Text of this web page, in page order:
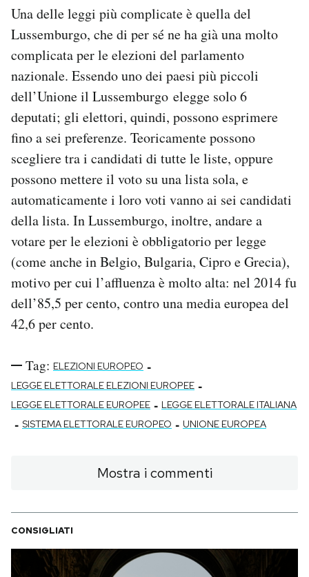
Una delle leggi più complicate è quella del
Lussemburgo, che di per sé ne ha già una molto
complicata per le elezioni del parlamento
nazionale. Essendo uno dei paesi più piccoli
dell’Unione il Lussemburgo elegge solo 6
deputati; gli elettori, quindi, possono esprimere
fino a sei preferenze. Teoricamente possono
scegliere tra i candidati di tutte le liste, oppure
possono mettere il voto su una lista sola, e
automaticamente i loro voti vanno ai sei candidati
della lista. In Lussemburgo, inoltre, andare a
votare per le elezioni è obbligatorio per legge
(come anche in Belgio, Bulgaria, Cipro e Grecia),
motivo per cui l’affluenza è molto alta: nel 2014 fu
dell’85,5 per cento, contro una media europea del
42,6 per cento.
Tag: ELEZIONI EUROPEO -
LEGGE ELETTORALE ELEZIONI EUROPEE -
LEGGE ELETTORALE EUROPEE - LEGGE ELETTORALE ITALIANA
- SISTEMA ELETTORALE EUROPEO - UNIONE EUROPEA
Mostra i commenti
CONSIGLIATI